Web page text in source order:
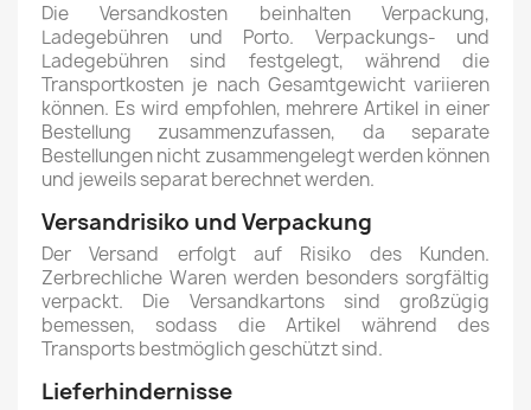
Die Versandkosten beinhalten Verpackung,
Ladegebühren und Porto. Verpackungs- und
Ladegebühren sind festgelegt, während die
Transportkosten je nach Gesamtgewicht variieren
können. Es wird empfohlen, mehrere Artikel in einer
Bestellung zusammenzufassen, da separate
Bestellungen nicht zusammengelegt werden können
und jeweils separat berechnet werden.
Versandrisiko und Verpackung
Der Versand erfolgt auf Risiko des Kunden.
Zerbrechliche Waren werden besonders sorgfältig
verpackt. Die Versandkartons sind großzügig
bemessen, sodass die Artikel während des
Transports bestmöglich geschützt sind.
Lieferhindernisse